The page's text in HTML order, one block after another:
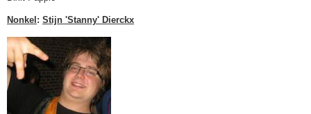
Nonkel : Stijn 'Stanny' Dierckx